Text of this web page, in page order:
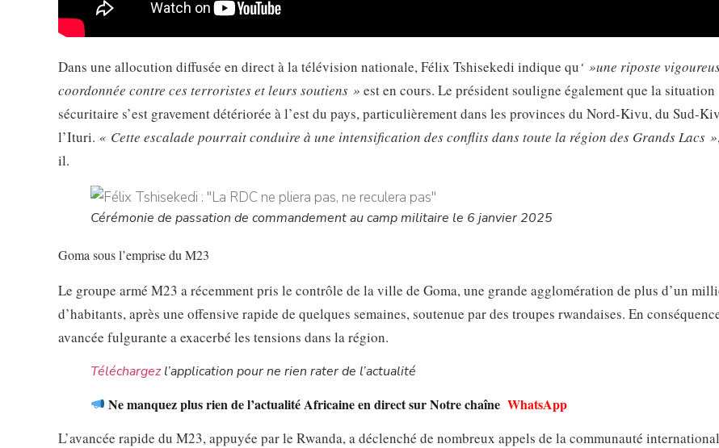
Dans une allocution diffusée en direct à la télévision nationale, Félix Tshisekedi indique qu‘ »une riposte
coordonnée contre ces terroristes et leurs soutiens » est en cours. Le président souligne également que la situation
sécuritaire s’est gravement détériorée à l’est du pays, particulièrement dans les provinces du Nord-Kivu, du Sud-
l’Ituri. « Cette escalade pourrait conduire à une intensification des conflits dans toute la région des Grands Lacs »
il.
Cérémonie de passation de commandement au camp militaire le 6 janvier 2025
Goma sous l’emprise du M23
Le groupe armé M23 a récemment pris le contrôle de la ville de Goma, une grande agglomération de plus d’un
d’habitants, après une offensive rapide de quelques semaines, soutenue par des troupes rwandaises. En
avancée fulgurante a exacerbé les tensions dans la région.
Téléchargezl’application pour ne rien rater de l’actualité
Ne manquez plus rien de l’actualité Africaine en direct sur Notre chaîne WhatsApp
L’avancée rapide du M23, appuyée par le Rwanda, a déclenché de nombreux appels de la communauté